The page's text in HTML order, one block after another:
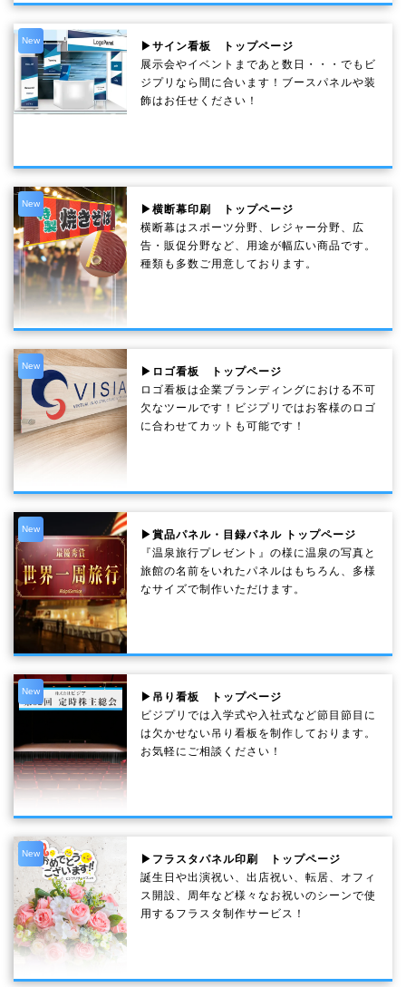
New
▶サイン看板 トップページ
展示会やイベントまであと数日・・・でもビ
ジプリなら間に合います！ブースパネルや装
飾はお任せください！
New
▶横断幕印刷 トップページ
横断幕はスポーツ分野、レジャー分野、広
告・販促分野など、用途が幅広い商品です。
種類も多数ご用意しております。
New
▶ロゴ看板 トップページ
ロゴ看板は企業ブランディングにおける不可
欠なツールです！ビジプリではお客様のロゴ
に合わせてカットも可能です！
New
▶賞品パネル・目録パネル トップページ
『温泉旅行プレゼント』の様に温泉の写真と
旅館の名前をいれたパネルはもちろん、多様
なサイズで制作いただけます。
New
▶吊り看板 トップページ
ビジプリでは入学式や入社式など節目節目に
は欠かせない吊り看板を制作しております。
お気軽にご相談ください！
New
▶フラスタパネル印刷 トップページ
誕生日や出演祝い、出店祝い、転居、オフィ
ス開設、周年など様々なお祝いのシーンで使
用するフラスタ制作サービス！